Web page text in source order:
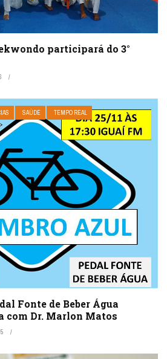
participará do 3°
SAÚDE TEMPO REAL
Fonte de Beber Água
com Dr. Marlon Matos